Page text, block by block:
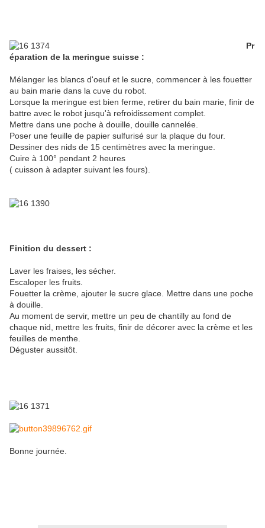
Pr
éparation de la meringue suisse :
Mélanger les blancs d'oeuf et le sucre, commencer à les fouetter
au bain marie dans la cuve du robot.
Lorsque la meringue est bien ferme, retirer du bain marie, finir de
battre avec le robot jusqu'à refroidissement complet.
Mettre dans une poche à douille, douille cannelée.
Poser une feuille de papier sulfurisé sur la plaque du four.
Dessiner des nids de 15 centimètres avec la meringue.
Cuire à 100° pendant 2 heures
( cuisson à adapter suivant les fours).
Finition du dessert :
Laver les fraises, les sécher.
Escaloper les fruits.
Fouetter la crème, ajouter le sucre glace. Mettre dans une poche
à douille.
Au moment de servir, mettre un peu de chantilly au fond de
chaque nid, mettre les fruits, finir de décorer avec la crème et les
feuilles de menthe.
Déguster aussitôt.
Bonne journée.